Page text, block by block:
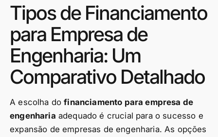
Tipos de Financiamento
para Empresa de
Engenharia: Um
Comparativo Detalhado
A escolha dofinanciamento para empresa de
engenharia adequado é crucial para o sucesso e
expansão de empresas de engenharia. As opções